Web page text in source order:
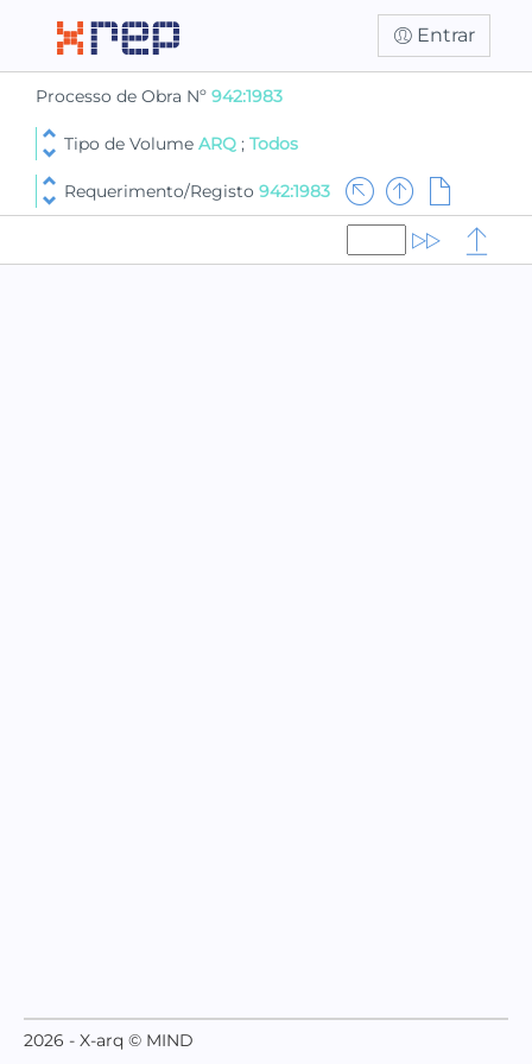
Entrar
Processo de Obra Nº 942:1983
Tipo de Volume ARQ ; Todos
Requerimento/Registo 942:1983
2026 - X-arq © MIND